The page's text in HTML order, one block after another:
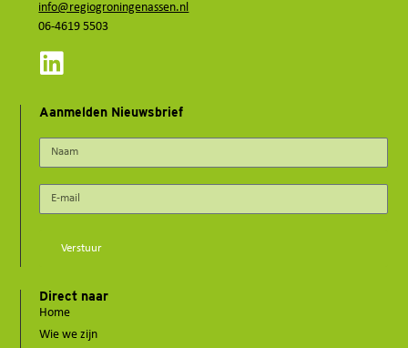
info@regiogroningenassen.nl
06-4619 5503
Aanmelden Nieuwsbrief
Verstuur
Direct naar
Home
Wie we zijn